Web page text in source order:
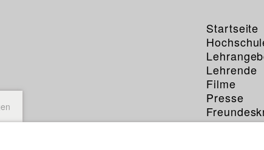
Startseite
Lehrende
Filme
Presse
Service